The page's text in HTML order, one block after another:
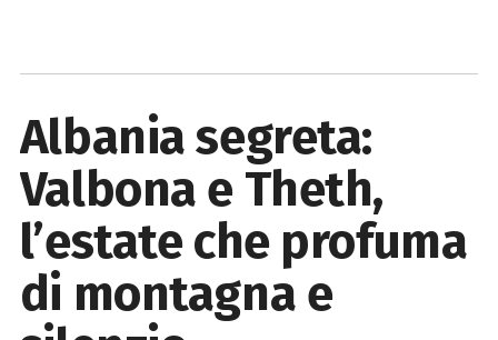
Albania segreta:
Valbona e Theth,
l’estate che profuma
di montagna e